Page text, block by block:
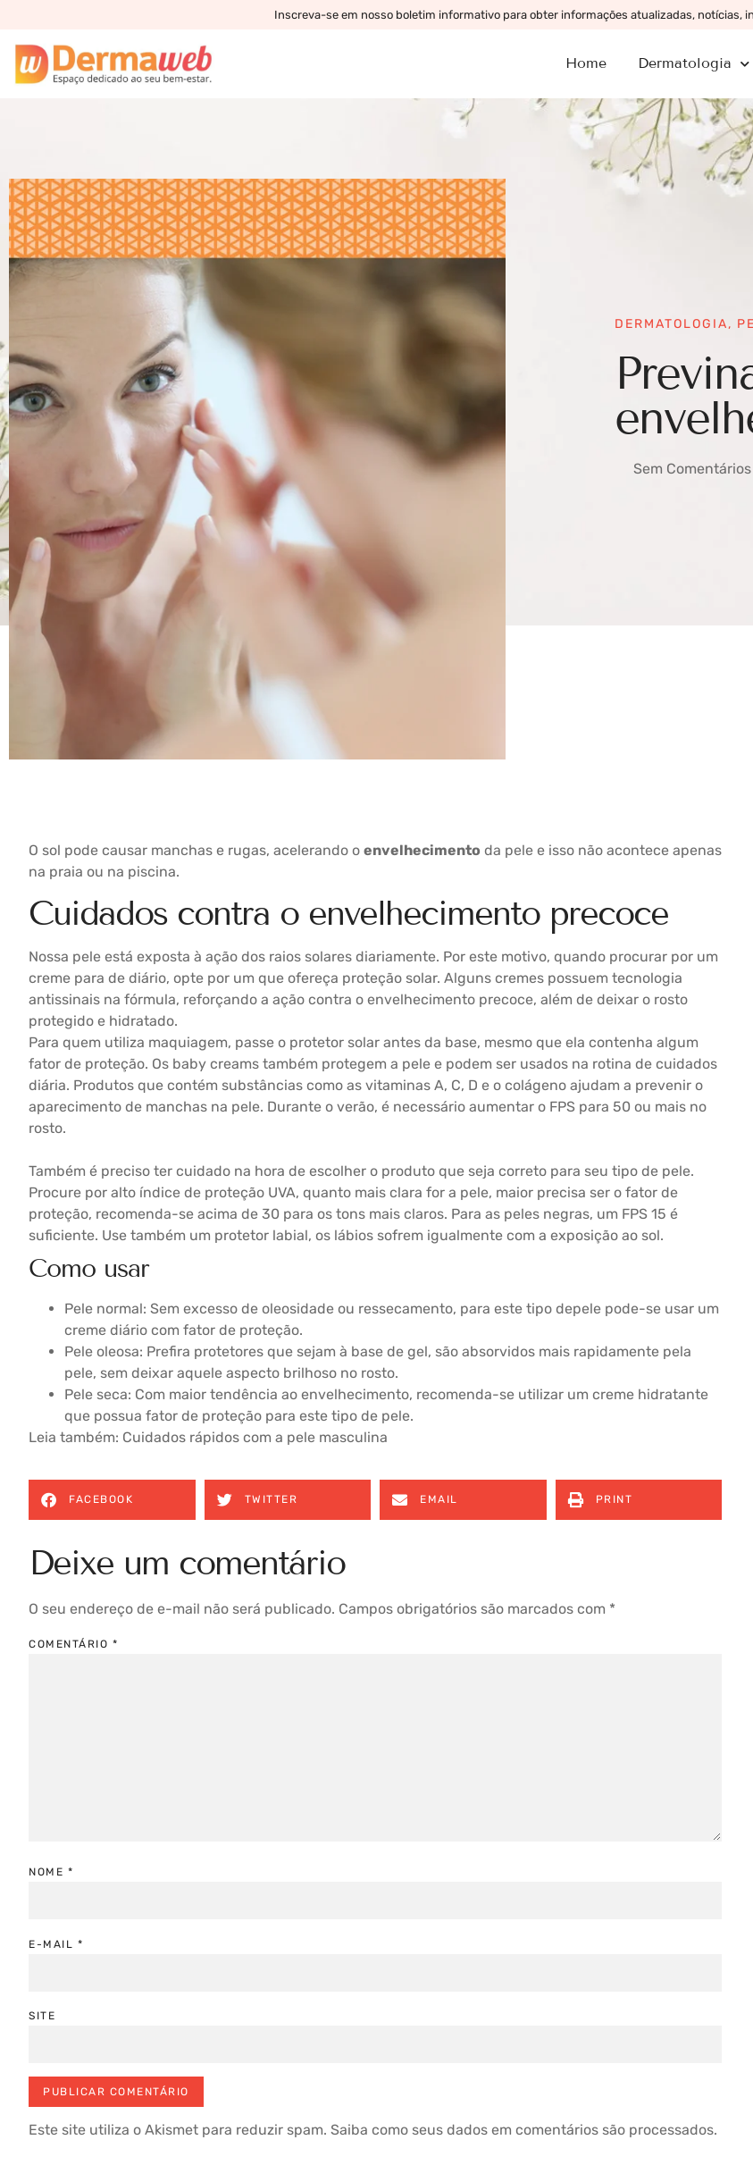
Inscreva-se em nosso boletim informativo para obter informações atualizadas, notícias,
Home Dermatologia
DERMATOLOGIA,
Sem Comentários
O sol pode causar manchas e rugas, acelerando o envelhecimento da pele e isso não acontece apenas
na praia ou na piscina.
Cuidados contra o envelhecimento precoce
Nossa pele está exposta à ação dos raios solares diariamente. Por este motivo, quando procurar por um
creme para de diário, opte por um que ofereça proteção solar. Alguns cremes possuem tecnologia
antissinais na fórmula, reforçando a ação contra o envelhecimento precoce, além de deixar o rosto
protegido e hidratado.
Para quem utiliza maquiagem, passe o protetor solar antes da base, mesmo que ela contenha algum
fator de proteção. Os baby creams também protegem a pele e podem ser usados na rotina de cuidados
diária. Produtos que contém substâncias como as vitaminas A, C, D e o colágeno ajudam a prevenir o
aparecimento de manchas na pele. Durante o verão, é necessário aumentar o FPS para 50 ou mais no
rosto.
Também é preciso ter cuidado na hora de escolher o produto que seja correto para seu tipo de pele.
Procure por alto índice de proteção UVA, quanto mais clara for a pele, maior precisa ser o fator de
proteção, recomenda-se acima de 30 para os tons mais claros. Para as peles negras, um FPS 15 é
suficiente. Use também um protetor labial, os lábios sofrem igualmente com a exposição ao sol.
Como usar
Pele normal: Sem excesso de oleosidade ou ressecamento, para este tipo depele pode-se usar um
creme diário com fator de proteção.
Pele oleosa: Prefira protetores que sejam à base de gel, são absorvidos mais rapidamente pela
pele, sem deixar aquele aspecto brilhoso no rosto.
Pele seca: Com maior tendência ao envelhecimento, recomenda-se utilizar um creme hidratante
que possua fator de proteção para este tipo de pele.
Leia também: Cuidados rápidos com a pele masculina
FACEBOOK TWITTER EMAIL PRINT
Deixe um comentário
O seu endereço de e-mail não será publicado. Campos obrigatórios são marcados com *
COMENTÁRIO *
NOME *
E-MAIL *
SITE
Este site utiliza o Akismet para reduzir spam. Saiba como seus dados em comentários são processados.